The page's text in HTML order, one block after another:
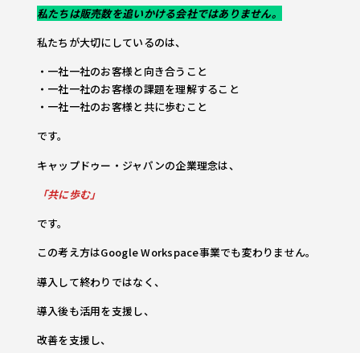
私たちは販売数を追いかける会社ではありません。
私たちが大切にしているのは、
・一社一社のお客様と向き合うこと
・一社一社のお客様の課題を理解すること
・一社一社のお客様と共に歩むこと
です。
キャップドゥー・ジャパンの企業理念は、
「共に歩む」
です。
この考え方はGoogle Workspace事業でも変わりません。
導入して終わりではなく、
導入後も活用を支援し、
改善を支援し、